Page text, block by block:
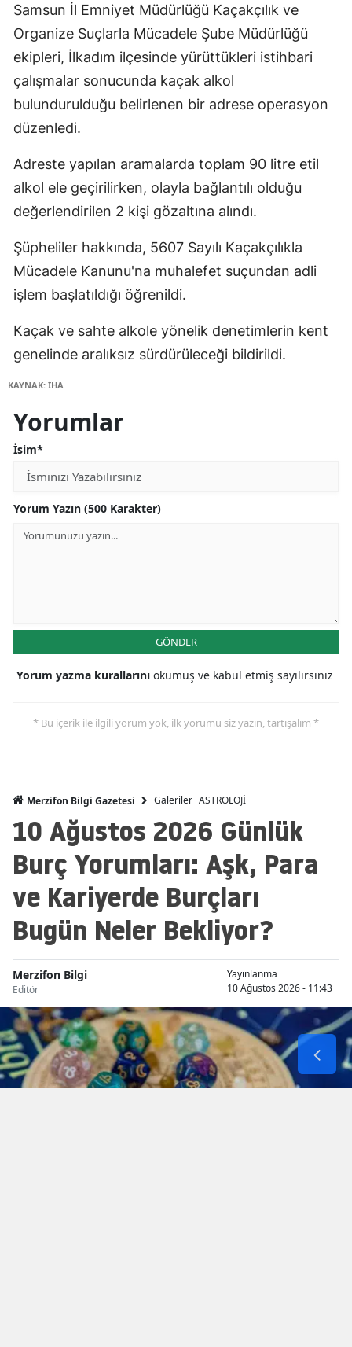
Samsun İl Emniyet Müdürlüğü Kaçakçılık ve
Organize Suçlarla Mücadele Şube Müdürlüğü
ekipleri, İlkadım ilçesinde yürüttükleri istihbari
çalışmalar sonucunda kaçak alkol
bulundurulduğu belirlenen bir adrese operasyon
düzenledi.
Adreste yapılan aramalarda toplam 90 litre etil
alkol ele geçirilirken, olayla bağlantılı olduğu
değerlendirilen 2 kişi gözaltına alındı.
Şüpheliler hakkında, 5607 Sayılı Kaçakçılıkla
Mücadele Kanunu'na muhalefet suçundan adli
işlem başlatıldığı öğrenildi.
Kaçak ve sahte alkole yönelik denetimlerin kent
genelinde aralıksız sürdürüleceği bildirildi.
KAYNAK: İHA
Yorumlar
İsim*
Yorum Yazın (500 Karakter)
GÖNDER
Yorum yazma kurallarını okumuş ve kabul etmiş sayılırsınız
* Bu içerik ile ilgili yorum yok, ilk yorumu siz yazın, tartışalım *
Merzifon Bilgi Gazetesi Galeriler ASTROLOJİ
10 Ağustos 2026 Günlük
Burç Yorumları: Aşk, Para
ve Kariyerde Burçları
Bugün Neler Bekliyor?
Merzifon Bilgi
Editör
Yayınlanma
10 Ağustos 2026 - 11:43